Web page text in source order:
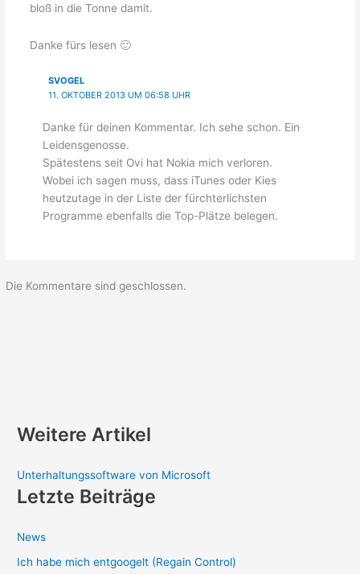
bloß in die Tonne damit.
Danke fürs lesen 🙂
SVOGEL
11. OKTOBER 2013 UM 06:58 UHR
Danke für deinen Kommentar. Ich sehe schon. Ein
Leidensgenosse.
Spätestens seit Ovi hat Nokia mich verloren.
Wobei ich sagen muss, dass iTunes oder Kies
heutzutage in der Liste der fürchterlichsten
Programme ebenfalls die Top-Plätze belegen.
Die Kommentare sind geschlossen.
Weitere Artikel
Unterhaltungssoftware von Microsoft
Letzte Beiträge
News
Ich habe mich entgoogelt (Regain Control)